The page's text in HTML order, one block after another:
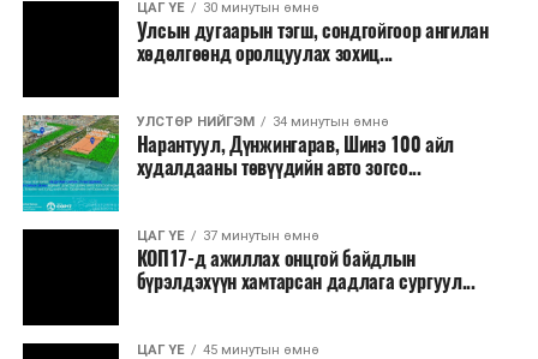
боломжтой. Харин хэрэглэгч өөрөө зөвшөөрсөн,
эсвэл тухайн компанитай өмнө нь гэрээний
буй тохиолдолд хориг үйлчлэхгүй. Иргэд
зөвшөөрөлгүй дуудлагын талаар төрийн цахим
хуудсаар мэдээлэх боломжтой.
Шинэ хууль Францын зах зээлд үйлчилдэг гадаадын
дуудлагын төвүүдэд нөлөөлөхөөр байна. Тухайлбал,
Мароккогийн дуудлагын төвүүдийн орлогын 80 гаруй
хувь Францын зах зээлээс бүрддэг бөгөөд тус улсын
40–50 мянган ажлын байр эрсдэлд орж болзошгүйг
ЦАГ ҮЕ 30 минутын өмнө
Улсын дугаарын тэгш, сондгойгоор ангилан
хөдөлгөөнд оролцуулах зохиц...
УЛСТӨР НИЙГЭМ 34 минутын өмнө
Нарантуул, Дүнжингарав, Шинэ 100 айл
худалдааны төвүүдийн авто зогсо...
ЦАГ ҮЕ 37 минутын өмнө
КОП17-д ажиллах онцгой байдлын
бүрэлдэхүүн хамтарсан дадлага сургуул...
ЦАГ ҮЕ 45 минутын өмнө